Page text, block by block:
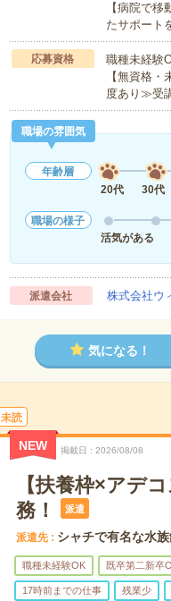
【病院で
たサポート
応募資格
職種未経験
【無資格
度あり≫受
職場の雰囲気
年齢層
20代
30代
職場の様子
活気がある
派遣会社 株式会社ウ
気になる！
未読
NEW 掲載日 2026/08/08
【扶養枠×アデ
務！
派遣
派遣先 シャチで有名な水
職種未経験OK 既卒第二新卒
17時前までの仕事 残業少